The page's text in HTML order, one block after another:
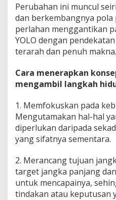
Perubahan ini muncul
dan berkembangnya
perlahan menggantikan
YOLO dengan
terarah dan penuh makna.
Cara menerapkan
mengambil langkah
1. Memfokuskan pada
Mengutamakan hal-hal
diperlukan daripada
yang sifatnya sementara.
2. Merancang tujuan
target jangka panjang
untuk mencapainya,
tindakan atau keputusan